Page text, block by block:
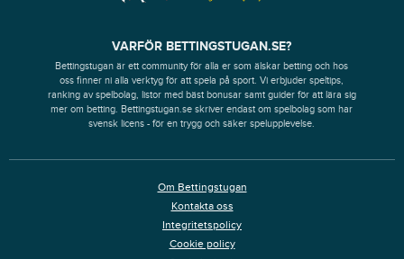
VARFÖR BETTINGSTUGAN.SE?
Bettingstugan är ett community för alla er som älskar betting och hos
oss finner ni alla verktyg för att spela på sport. Vi erbjuder speltips,
ranking av spelbolag, listor med bäst bonusar samt guider för att lära sig
mer om betting. Bettingstugan.se skriver endast om spelbolag som har
svensk licens - för en trygg och säker spelupplevelse.
Om Bettingstugan
Kontakta oss
Integritetspolicy
Cookie policy